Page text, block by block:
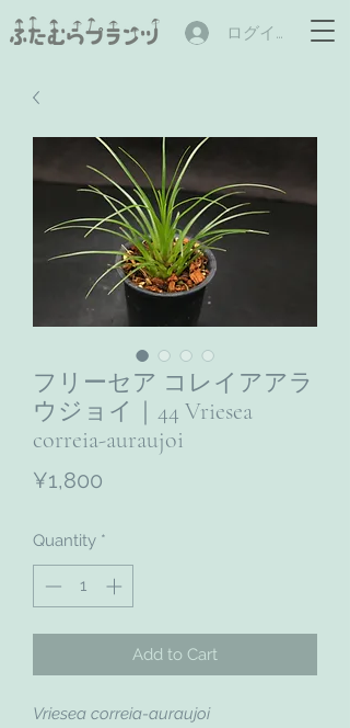
ログイン
フリーセア コレイアアラ
ウジョイ｜44 Vriesea
correia-auraujoi
¥1,800
Quantity *
Add to Cart
Vriesea correia-auraujoi